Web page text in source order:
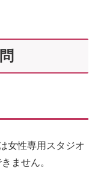
女性専用スタジオ
ません。